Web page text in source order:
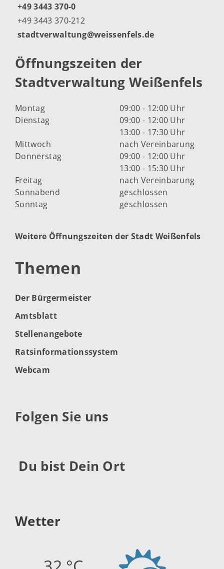
+49 3443 370-0
+49 3443 370-212
stadtverwaltung@weissenfels.de
Öffnungszeiten der
Stadtverwaltung Weißenfels
Montag
09:00 - 12:00 Uhr
Dienstag
09:00 - 12:00 Uhr
13:00 - 17:30 Uhr
Mittwoch
nach Vereinbarung
Donnerstag
09:00 - 12:00 Uhr
13:00 - 15:30 Uhr
Freitag
nach Vereinbarung
Sonnabend
geschlossen
Sonntag
geschlossen
Weitere Öffnungszeiten der Stadt Weißenfels
Themen
Der Bürgermeister
Amtsblatt
Stellenangebote
Ratsinformationssystem
Webcam
Folgen Sie uns
Du bist Dein Ort
Wetter